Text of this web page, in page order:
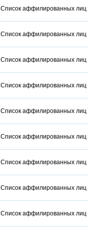
Список аффилированных
Список аффилированных
Список аффилированных
Список аффилированных
Список аффилированных
Список аффилированных
Список аффилированных
Список аффилированных
Список аффилированных